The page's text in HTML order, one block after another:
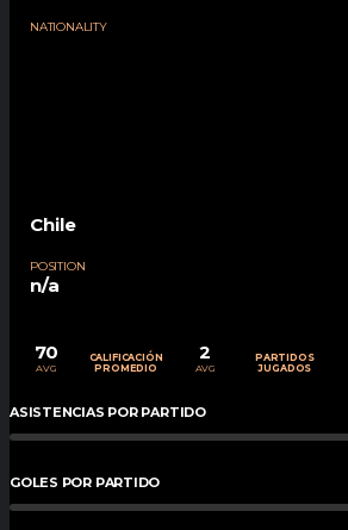
NATIONALITY
Chile
POSITION
n/a
70
AVG
CALIFICACIÓN
PROMEDIO
2
AVG
PARTIDOS
JUGADOS
ASISTENCIAS POR PARTIDO
GOLES POR PARTIDO